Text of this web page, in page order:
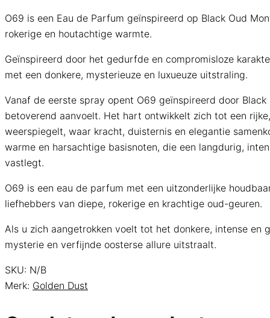
O69 is een Eau de Parfum geïnspireerd op Black Oud
rokerige en houtachtige warmte.
Geïnspireerd door het gedurfde en compromisloze
met een donkere, mysterieuze en luxueuze uitstraling.
Vanaf de eerste spray opent O69 geïnspireerd door
betoverend aanvoelt. Het hart ontwikkelt zich tot een
weerspiegelt, waar kracht, duisternis en elegantie
warme en harsachtige basisnoten, die een langdurig,
vastlegt.
O69 is een eau de parfum met een uitzonderlijke
liefhebbers van diepe, rokerige en krachtige oud-geuren.
Als u zich aangetrokken voelt tot het donkere, intense
mysterie en verfijnde oosterse allure uitstraalt.
SKU: N/B
Merk: Golden Dust